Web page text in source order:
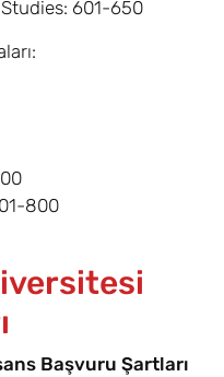
601-650
800
Başvuru Şartları